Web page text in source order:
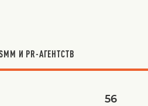
И PR-АГЕНТСТВ
56